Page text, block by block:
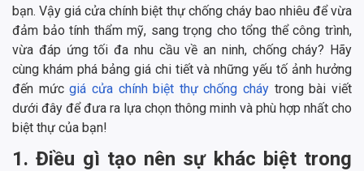
bạn. Vậy giá cửa chính biệt thự chống cháy bao nhiêu để vừa
đảm bảo tính thẩm mỹ, sang trọng cho tổng thể công trình,
vừa đáp ứng tối đa nhu cầu về an ninh, chống cháy? Hãy
cùng khám phá bảng giá chi tiết và những yếu tố ảnh hưởng
đến mứcgiá cửa chính biệt thự chống cháy trong bài viết
dưới đây để đưa ra lựa chọn thông minh và phù hợp nhất cho
biệt thự của bạn!
1. Điều gì tạo nên sự khác biệt trong